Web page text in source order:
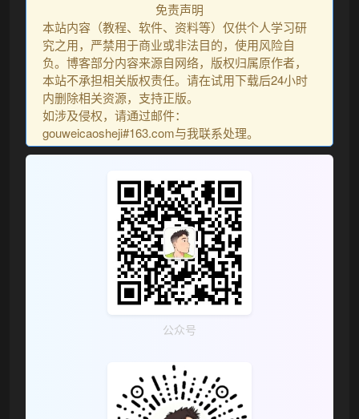
免责声明
本站内容（教程、软件、资料等）仅供个人学习研
究之用，严禁用于商业或非法目的，使用风险自
负。博客部分内容来源自网络，版权归属原作者，
本站不承担相关版权责任。请在试用下载后24小时
内删除相关资源，支持正版。
如涉及侵权，请通过邮件：
gouweicaosheji#163.com与我联系处理。
公众号